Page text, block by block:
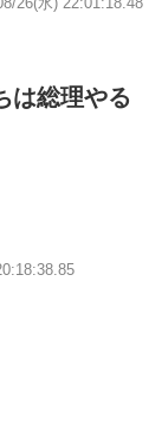
は総理やる